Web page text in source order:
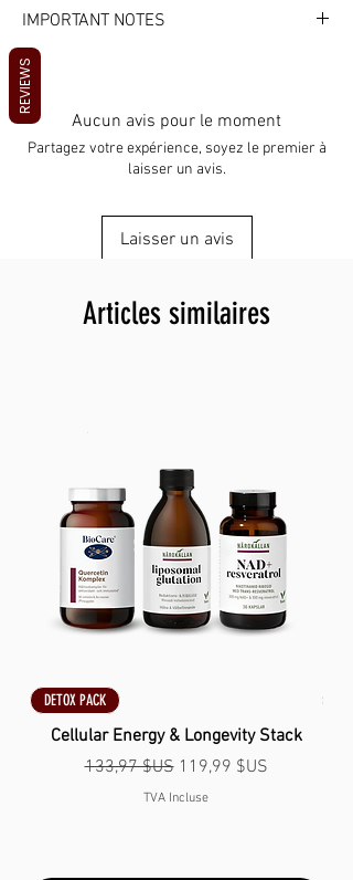
Wipe clean as needed
Store dry
IMPORTANT NOTES
IMPORTANT NOTES
climbing or life support
Use rated gear for load-bearing tasks
Check the gate works freely
Aucun avis pour le moment
Partagez votre expérience, soyez le premier à
laisser un avis.
Laisser un avis
Articles similaires
DETOX PACK
Cellular Energy & Longevity Stack
Prix original
133,97 $US Prix promotionnel
119,99 $US
TVA Incluse
REVIEWS